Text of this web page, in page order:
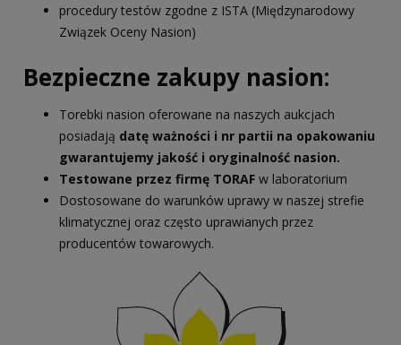
procedury testów zgodne z ISTA (Międzynarodowy
Związek Oceny Nasion)
Bezpieczne zakupy nasion:
Torebki nasion oferowane na naszych aukcjach
posiadają datę ważności i nr partii na opakowaniu
gwarantujemy jakość i oryginalność nasion.
Testowane przez firmę TORAF w laboratorium
Dostosowane do warunków uprawy w naszej strefie
klimatycznej oraz często uprawianych przez
producentów towarowych.